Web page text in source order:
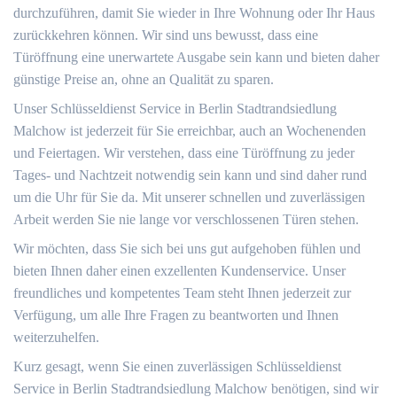
durchzuführen, damit Sie wieder in Ihre Wohnung oder Ihr Haus
zurückkehren können. Wir sind uns bewusst, dass eine
Türöffnung eine unerwartete Ausgabe sein kann und bieten daher
günstige Preise an, ohne an Qualität zu sparen.
Unser Schlüsseldienst Service in Berlin Stadtrandsiedlung
Malchow ist jederzeit für Sie erreichbar, auch an Wochenenden
und Feiertagen. Wir verstehen, dass eine Türöffnung zu jeder
Tages- und Nachtzeit notwendig sein kann und sind daher rund
um die Uhr für Sie da. Mit unserer schnellen und zuverlässigen
Arbeit werden Sie nie lange vor verschlossenen Türen stehen.
Wir möchten, dass Sie sich bei uns gut aufgehoben fühlen und
bieten Ihnen daher einen exzellenten Kundenservice. Unser
freundliches und kompetentes Team steht Ihnen jederzeit zur
Verfügung, um alle Ihre Fragen zu beantworten und Ihnen
weiterzuhelfen.
Kurz gesagt, wenn Sie einen zuverlässigen Schlüsseldienst
Service in Berlin Stadtrandsiedlung Malchow benötigen, sind wir